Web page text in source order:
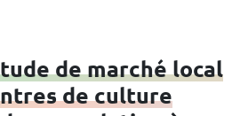
de marché local
de culture